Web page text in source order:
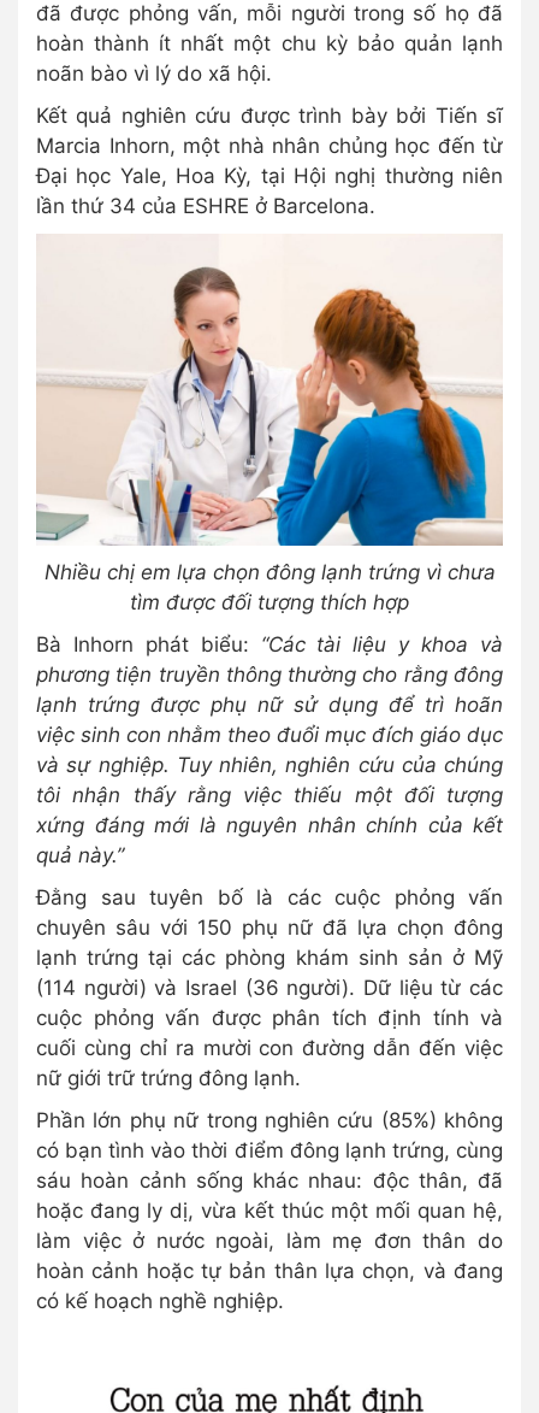
đã được phỏng vấn, mỗi người trong số họ đã
hoàn thành ít nhất một chu kỳ bảo quản lạnh
noãn bào vì lý do xã hội.
Kết quả nghiên cứu được trình bày bởi Tiến sĩ
Marcia Inhorn, một nhà nhân chủng học đến từ
Đại học Yale, Hoa Kỳ, tại Hội nghị thường niên
lần thứ 34 của ESHRE ở Barcelona.
Nhiều chị em lựa chọn đông lạnh trứng vì chưa
tìm được đối tượng thích hợp
Bà Inhorn phát biểu: “Các tài liệu y khoa và
phương tiện truyền thông thường cho rằng đông
lạnh trứng được phụ nữ sử dụng để trì hoãn
việc sinh con nhằm theo đuổi mục đích giáo dục
và sự nghiệp. Tuy nhiên, nghiên cứu của chúng
tôi nhận thấy rằng việc thiếu một đối tượng
xứng đáng mới là nguyên nhân chính của kết
quả này.”
Đằng sau tuyên bố là các cuộc phỏng vấn
chuyên sâu với 150 phụ nữ đã lựa chọn đông
lạnh trứng tại các phòng khám sinh sản ở Mỹ
(114 người) và Israel (36 người). Dữ liệu từ các
cuộc phỏng vấn được phân tích định tính và
cuối cùng chỉ ra mười con đường dẫn đến việc
nữ giới trữ trứng đông lạnh.
Phần lớn phụ nữ trong nghiên cứu (85%) không
có bạn tình vào thời điểm đông lạnh trứng, cùng
sáu hoàn cảnh sống khác nhau: độc thân, đã
hoặc đang ly dị, vừa kết thúc một mối quan hệ,
làm việc ở nước ngoài, làm mẹ đơn thân do
hoàn cảnh hoặc tự bản thân lựa chọn, và đang
có kế hoạch nghề nghiệp.